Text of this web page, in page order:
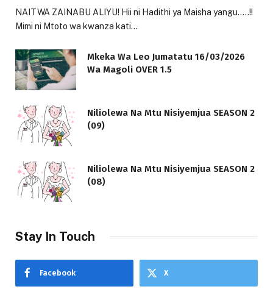
NAITWA ZAINABU ALIYU! Hii ni Hadithi ya Maisha yangu…..!!
Mimi ni Mtoto wa kwanza kati…
Mkeka Wa Leo Jumatatu 16/03/2026
Wa Magoli OVER 1.5
Niliolewa Na Mtu Nisiyemjua SEASON 2
(09)
Niliolewa Na Mtu Nisiyemjua SEASON 2
(08)
Stay In Touch
Facebook X